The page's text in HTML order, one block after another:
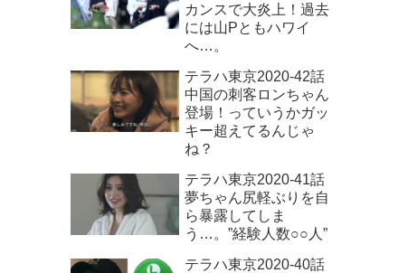
カンスで大炎上！過去
には山Pともハワイ
へ…。
テラハ東京2020‐42話
中国の刺客ロンちゃん
登場！っていうかガッ
キー超えてるんじゃ
ね？
テラハ東京2020-41話
夢ちゃん尻軽ぶりを自
ら暴露してしま
う…。”経験人数○○人”
テラハ東京2020‐40話